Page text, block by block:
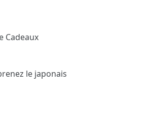
Cadeaux
le japonais